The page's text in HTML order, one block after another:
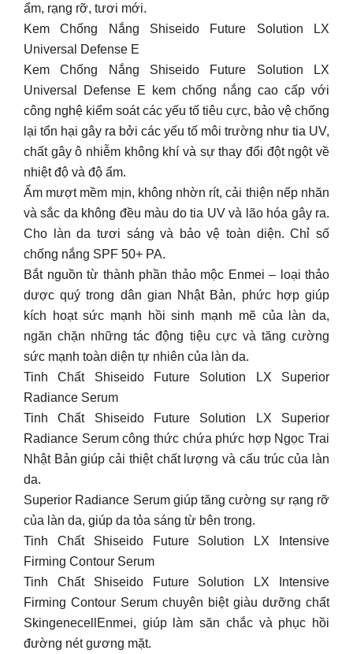
ẩm, rạng rỡ, tươi mới.
Kem Chống Nắng Shiseido Future Solution LX
Universal Defense E
Kem Chống Nắng Shiseido Future Solution LX
Universal Defense E kem chống nắng cao cấp với
công nghệ kiểm soát các yếu tố tiêu cực, bảo vệ chống
lại tổn hại gây ra bởi các yếu tố môi trường như tia UV,
chất gây ô nhiễm không khí và sự thay đổi đột ngột về
nhiệt độ và độ ẩm.
Ẩm mượt mềm mịn, không nhờn rít, cải thiện nếp nhăn
và sắc da không đều màu do tia UV và lão hóa gây ra.
Cho làn da tươi sáng và bảo vệ toàn diện. Chỉ số
chống nắng SPF 50+ PA.
Bắt nguồn từ thành phần thảo mộc Enmei – loại thảo
dược quý trong dân gian Nhật Bản, phức hợp giúp
kích hoạt sức mạnh hồi sinh mạnh mẽ của làn da,
ngăn chặn những tác động tiệu cực và tăng cường
sức mạnh toàn diện tự nhiên của làn da.
Tinh Chất Shiseido Future Solution LX Superior
Radiance Serum
Tinh Chất Shiseido Future Solution LX Superior
Radiance Serum công thức chứa phức hợp Ngọc Trai
Nhật Bản giúp cải thiệt chất lượng và cấu trúc của làn
da.
Superior Radiance Serum giúp tăng cường sự rạng rỡ
của làn da, giúp da tỏa sáng từ bên trong.
Tinh Chất Shiseido Future Solution LX Intensive
Firming Contour Serum
Tinh Chất Shiseido Future Solution LX Intensive
Firming Contour Serum chuyên biệt giàu dưỡng chất
SkingenecellEnmei, giúp làm săn chắc và phục hồi
đường nét gương mặt.